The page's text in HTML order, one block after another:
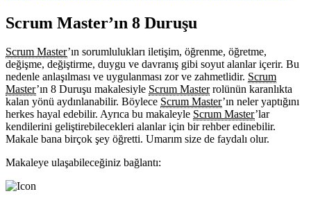
Scrum Master’ın 8 Duruşu
Scrum Master’ın sorumlulukları iletişim, öğrenme, öğretme,
değişme, değiştirme, duygu ve davranış gibi soyut alanlar içerir. Bu
nedenle anlaşılması ve uygulanması zor ve zahmetlidir. Scrum
Master’ın 8 Duruşu makalesiyle Scrum Masterrolünün karanlıkta
kalan yönü aydınlanabilir. Böylece Scrum Master’ın neler yaptığını
herkes hayal edebilir. Ayrıca bu makaleyle Scrum Master’lar
kendilerini geliştirebilecekleri alanlar için bir rehber edinebilir.
Makale bana birçok şey öğretti. Umarım size de faydalı olur.
Makaleye ulaşabileceğiniz bağlantı: